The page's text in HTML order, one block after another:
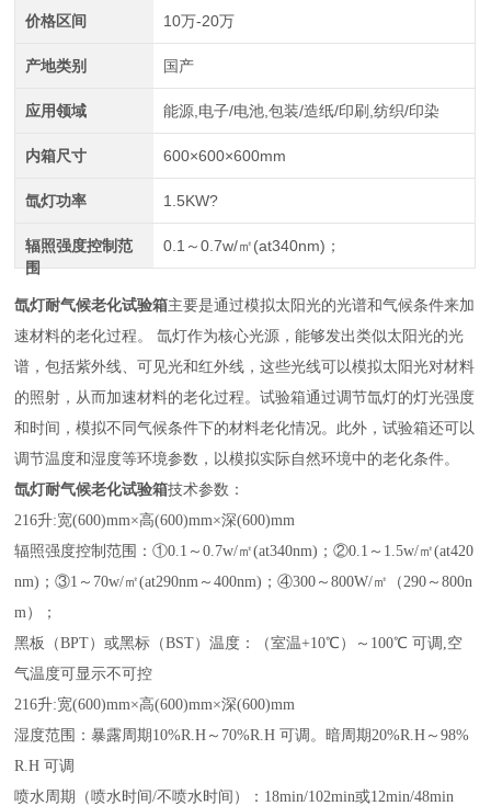
价格区间 10万-20万
产地类别 国产
应用领域 能源,电子/电池,包装/造纸/印刷,纺织/印染
内箱尺寸 600×600×600mm
氙灯功率 1.5KW?
辐照强度控制范
围
0.1～0.7w/㎡(at340nm)；
氙灯耐气候老化试验箱主要是通过模拟太阳光的光谱和气候条件来加
速材料的老化过程。‌ 氙灯作为核心光源，能够发出类似太阳光的光
谱，包括紫外线、可见光和红外线，这些光线可以模拟太阳光对材料
的照射，从而加速材料的老化过程。试验箱通过调节氙灯的灯光强度
和时间，模拟不同气候条件下的材料老化情况。此外，试验箱还可以
调节温度和湿度等环境参数，以模拟实际自然环境中的老化条件。‌
氙灯耐气候老化试验箱技术参数：‌
216升:宽(600)mm×高(600)mm×深(600)mm
辐照强度控制范围：①0.1～0.7w/㎡(at340nm)；②0.1～1.5w/㎡(at420
nm)；③1～70w/㎡(at290nm～400nm)；④300～800W/㎡（290～800n
m）；
黑板（BPT）或黑标（BST）温度：（室温+10℃）～100℃ 可调,空
气温度可显示不可控
216升:宽(600)mm×高(600)mm×深(600)mm
湿度范围：暴露周期10%R.H～70%R.H 可调。暗周期20%R.H～98%
R.H 可调
喷水周期（喷水时间/不喷水时间）：18min/102min或12min/48min